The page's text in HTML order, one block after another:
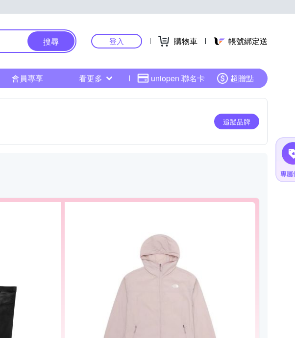
搜尋 登入 購物車 帳號綁定送
會員專享 看更多 uniopen 聯名卡 超贈點
追蹤品牌